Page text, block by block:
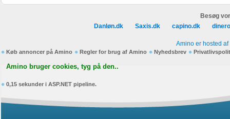
Besøg
Danløn.dk
Saxis.dk capino.dk
Amino er hosted af
Køb annoncer på Amino Regler for brug af Amino Nyhedsbrev
Amino bruger cookies, tyg på den..
0,15 sekunder i ASP.NET pipeline.